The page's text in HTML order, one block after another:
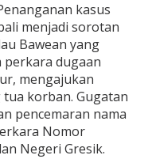
kasus
menjadi sorotan
Bawean yang
dugaan
mengajukan
korban. Gugatan
pencemaran nama
Nomor
Negeri Gresik.